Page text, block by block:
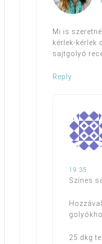
Mi is
kérlek-kérlek
sajtgolyó
Reply
19:35
Színes
25 dkg